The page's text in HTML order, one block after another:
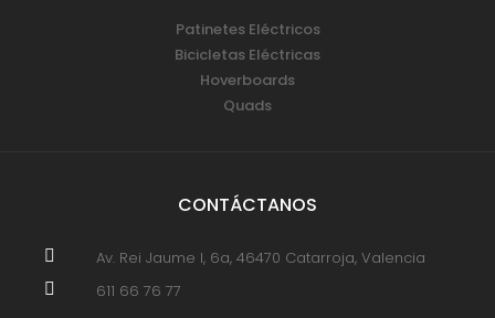
Patinetes Eléctricos
Bicicletas Eléctricas
Hoverboards
Quads
CONTÁCTANOS
 Av. Rei Jaume I, 6a, 46470 Catarroja, Valencia
 611 66 76 77